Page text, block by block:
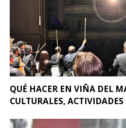
QUÉ HACER EN VIÑA DEL
CULTURALES,